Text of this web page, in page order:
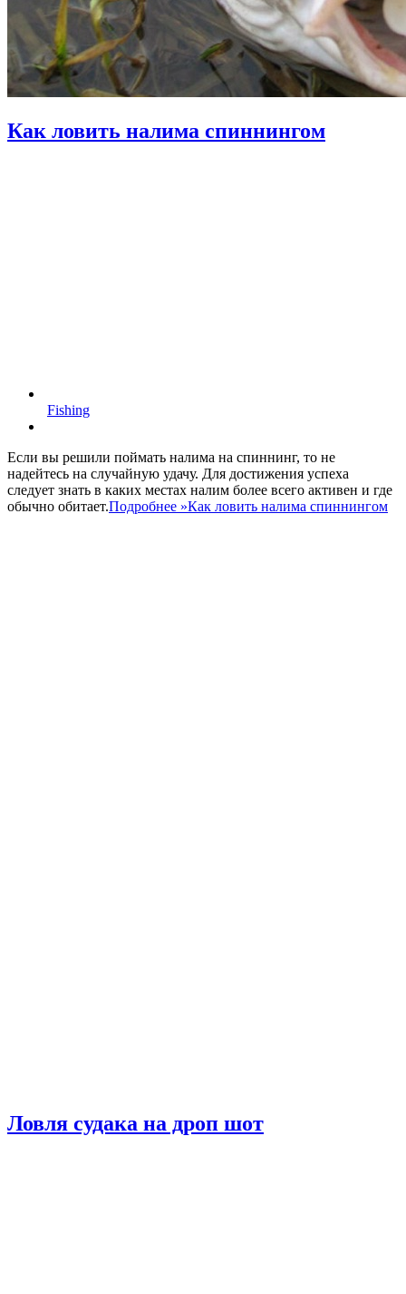
Как ловить налима спиннингом
Fishing
Если вы решили поймать налима на спиннинг, то не
надейтесь на случайную удачу. Для достижения успеха
следует знать в каких местах налим более всего активен и где
обычно обитает.Подробнее »Как ловить налима спиннингом
Ловля судака на дроп шот